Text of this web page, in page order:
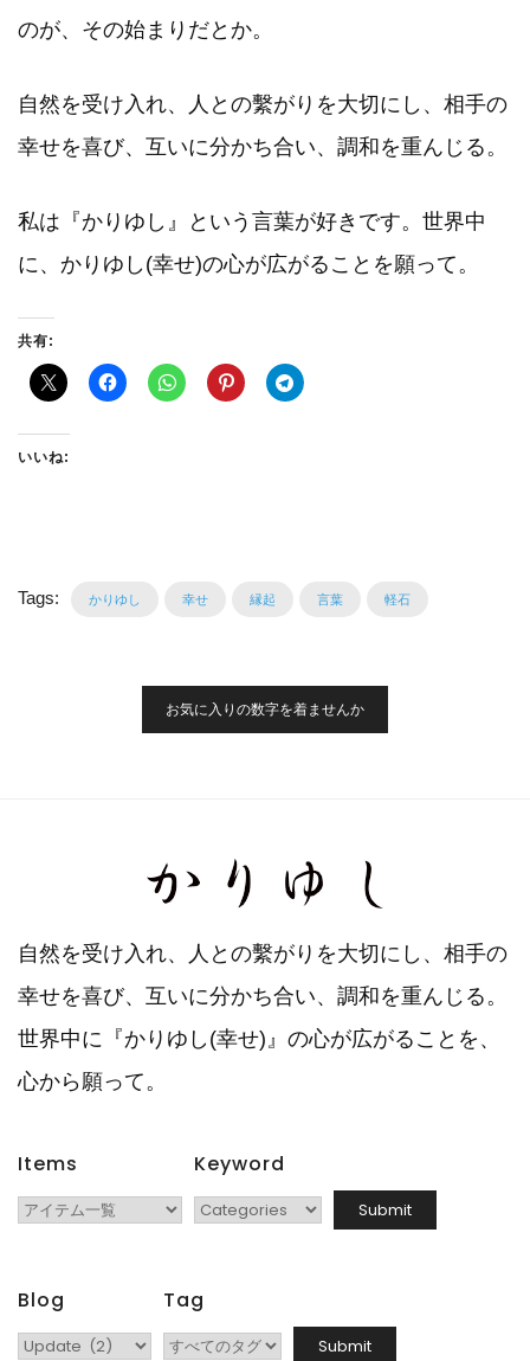
のが、その始まりだとか。
自然を受け入れ、人との繫がりを大切にし、相手の
幸せを喜び、互いに分かち合い、調和を重んじる。
私は『かりゆし』という言葉が好きです。世界中
に、かりゆし(幸せ)の心が広がることを願って。
共有:
いいね:
Tags: かりゆし 幸せ 縁起 言葉 軽石
お気に入りの数字を着ませんか
自然を受け入れ、人との繫がりを大切にし、相手の
幸せを喜び、互いに分かち合い、調和を重んじる。
世界中に『かりゆし(幸せ)』の心が広がることを、
心から願って。
Items Keyword
Blog Tag